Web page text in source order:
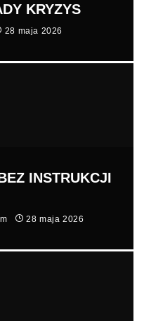
KRYZYS
28 maja 2026
INSTRUKCJI
28 maja 2026